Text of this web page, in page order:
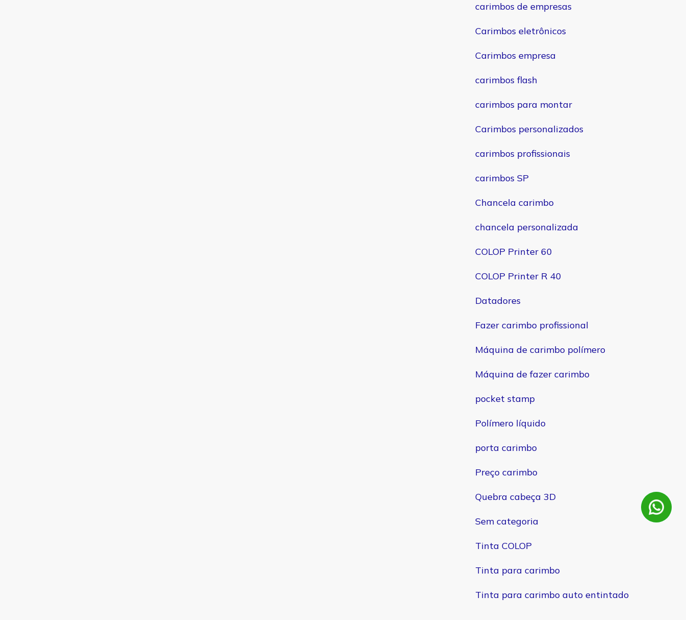
carimbos de empresas
Carimbos eletrônicos
Carimbos empresa
carimbos flash
carimbos para montar
Carimbos personalizados
carimbos profissionais
carimbos SP
Chancela carimbo
chancela personalizada
COLOP Printer 60
COLOP Printer R 40
Datadores
Fazer carimbo profissional
Máquina de carimbo polímero
Máquina de fazer carimbo
pocket stamp
Polímero líquido
porta carimbo
Preço carimbo
Quebra cabeça 3D
Sem categoria
Tinta COLOP
Tinta para carimbo
Tinta para carimbo auto entintado